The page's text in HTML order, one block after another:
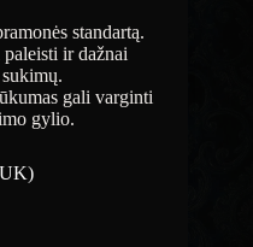
standartą.
ir dažnai
gali varginti
gylio.